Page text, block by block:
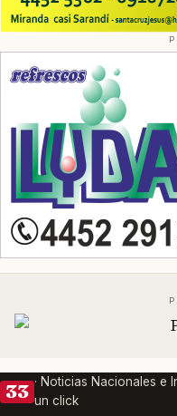
33 · Noticias Nacionales e
un click